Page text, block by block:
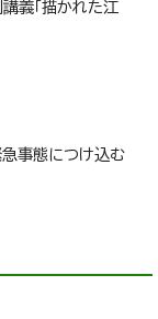
義「描かれた江
事態につけ込む